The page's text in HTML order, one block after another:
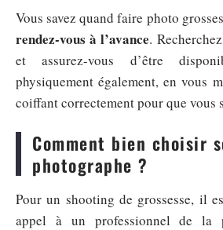
Vous savez quand faire photo
rendez-vous à l’avance.
et assurez-vous d’être
physiquement également, en vous
coiffant correctement pour que vous
Comment bien choisir
photographe ?
Pour un shooting de grossesse, il
appel à un professionnel de la